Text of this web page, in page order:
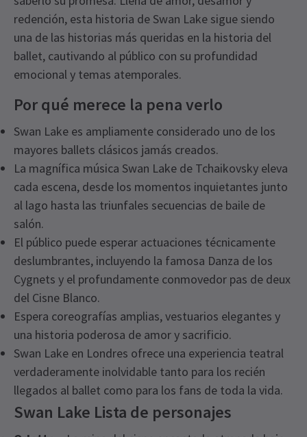
redención, esta historia de Swan Lake sigue siendo
una de las historias más queridas en la historia del
ballet, cautivando al público con su profundidad
emocional y temas atemporales.
Por qué merece la pena verlo
Swan Lake es ampliamente considerado uno de los
mayores ballets clásicos jamás creados.
La magnífica música Swan Lake de Tchaikovsky eleva
cada escena, desde los momentos inquietantes junto
al lago hasta las triunfales secuencias de baile de
salón.
El público puede esperar actuaciones técnicamente
deslumbrantes, incluyendo la famosa Danza de los
Cygnets y el profundamente conmovedor pas de deux
del Cisne Blanco.
Espera coreografías amplias, vestuarios elegantes y
una historia poderosa de amor y sacrificio.
Swan Lake en Londres ofrece una experiencia teatral
verdaderamente inolvidable tanto para los recién
llegados al ballet como para los fans de toda la vida.
Swan Lake Lista de personajes